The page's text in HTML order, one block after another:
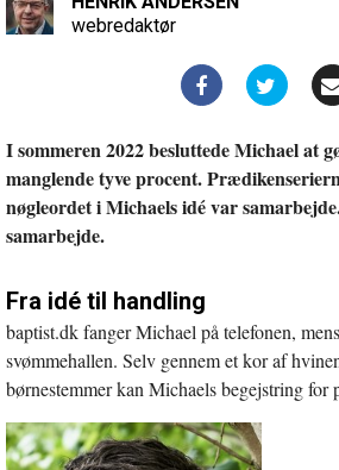
webredaktør
I sommeren 2022 besluttede Michael at
manglende tyve procent.
nøgleordet i Michaels idé var
samarbejde.
Fra idé til handling
baptist.dk fanger Michael på telefonen,
svømmehallen. Selv gennem et kor af
børnestemmer kan Michaels begejstring for